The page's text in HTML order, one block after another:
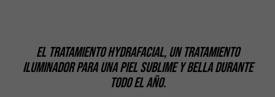
EL TRATAMIENTO HYDRAFACIAL, UN TRATAMIENTO
ILUMINADOR PARA UNA PIEL SUBLIME Y BELLA DURANTE
TODO EL AÑO.